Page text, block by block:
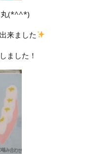
丸(*^^*)
来ました
ました！